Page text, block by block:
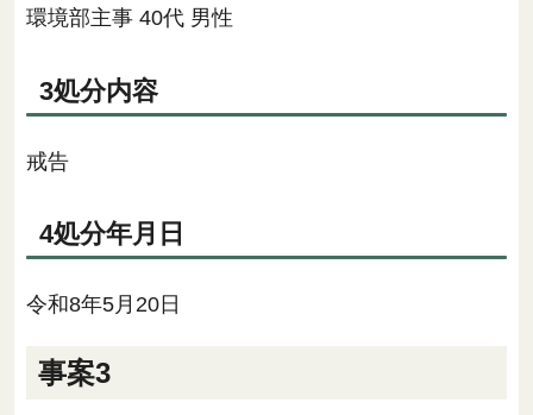
環境部主事 40代 男性
3処分内容
戒告
4処分年月日
令和8年5月20日
事案3